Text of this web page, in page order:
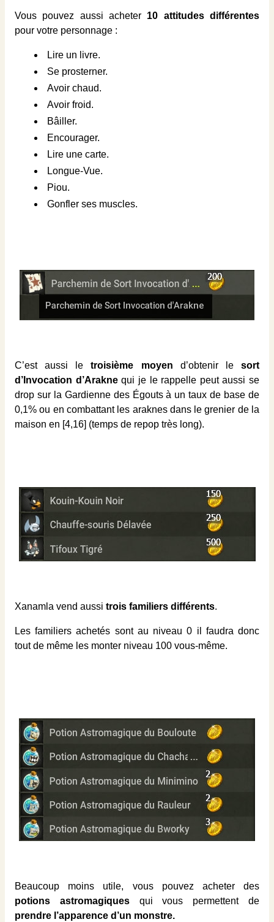
Vous pouvez aussi acheter 10 attitudes différentes
pour votre personnage :
Lire un livre.
Se prosterner.
Avoir chaud.
Avoir froid.
Bâiller.
Encourager.
Lire une carte.
Longue-Vue.
Piou.
Gonfler ses muscles.
C’est aussi letroisième moyen d’obtenir lesort
d’Invocation d’Araknequi je le rappelle peut aussi se
drop sur la Gardienne des Égouts à un taux de base de
0,1% ou en combattant les araknes dans le grenier de la
maison en [4,16] (temps de repop très long).
Xanamla vend aussi trois familiers différents.
Les familiers achetés sont au niveau 0 il faudra donc
tout de même les monter niveau 100 vous-même.
Beaucoup moins utile, vous pouvez acheter des
potions astromagiquesqui vous permettent de
prendre l’apparence d’un monstre.